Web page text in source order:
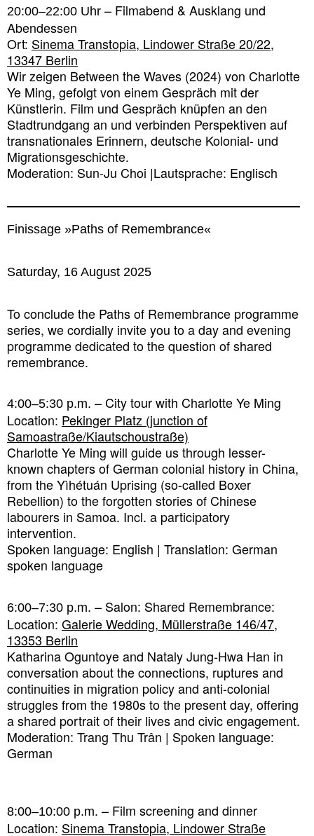
20:00–22:00 Uhr – Filmabend & Ausklang und
Abendessen
Ort: Sinema Transtopia, Lindower Straße 20/22,
13347 Berlin
Wir zeigen Between the Waves (2024) von Charlotte
Ye Ming, gefolgt von einem Gespräch mit der
Künstlerin. Film und Gespräch knüpfen an den
Stadtrundgang an und verbinden Perspektiven auf
transnationales Erinnern, deutsche Kolonial- und
Migrationsgeschichte.
Moderation: Sun-Ju Choi |Lautsprache: Englisch
Finissage »Paths of Remembrance«
Saturday, 16 August 2025
To conclude the Paths of Remembrance programme
series, we cordially invite you to a day and evening
programme dedicated to the question of shared
remembrance.
4:00–5:30 p.m. – City tour with Charlotte Ye Ming
Location: Pekinger Platz (junction of
Samoastraße/Kiautschoustraße)
Charlotte Ye Ming will guide us through lesser-
known chapters of German colonial history in China,
from the Yìhétuán Uprising (so-called Boxer
Rebellion) to the forgotten stories of Chinese
labourers in Samoa. Incl. a participatory
intervention.
Spoken language: English | Translation: German
spoken language
6:00–7:30 p.m. – Salon: Shared Remembrance:
Location: Galerie Wedding, Müllerstraße 146/47,
13353 Berlin
Katharina Oguntoye and Nataly Jung-Hwa Han in
conversation about the connections, ruptures and
continuities in migration policy and anti-colonial
struggles from the 1980s to the present day, offering
a shared portrait of their lives and civic engagement.
Moderation: Trang Thu Trân | Spoken language:
German
8:00–10:00 p.m. – Film screening and dinner
Location: Sinema Transtopia, Lindower Straße